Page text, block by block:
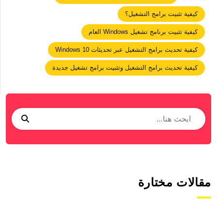
كيفية تثبيت برامج التشغيل؟
كيفية تثبيت برنامج تشغيل Windows العام
كيفية تحديث برامج التشغيل عبر تحديثات Windows 10
كيفية تحديث برامج التشغيل وتثبيت برامج تشغيل جديدة
مقالات مختارة